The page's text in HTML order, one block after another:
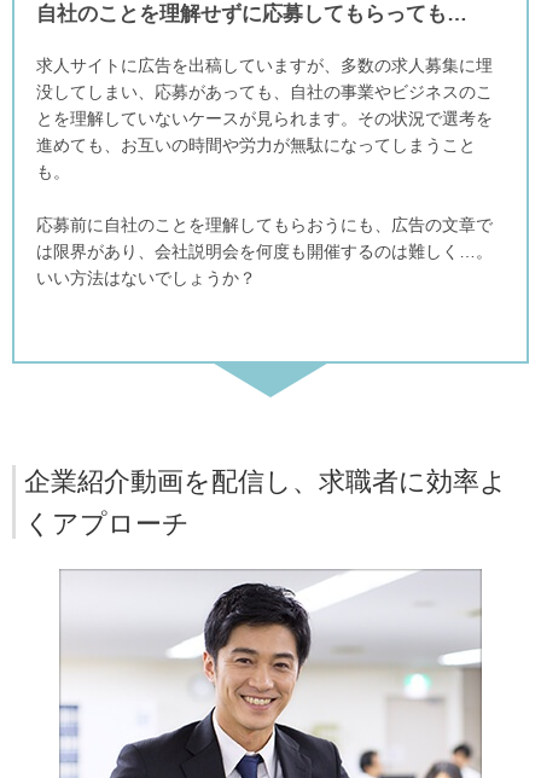
自社のことを理解せずに応募してもらっても…
求人サイトに広告を出稿していますが、多数の求人募集に埋
没してしまい、応募があっても、自社の事業やビジネスのこ
とを理解していないケースが見られます。その状況で選考を
進めても、お互いの時間や労力が無駄になってしまうこと
も。
応募前に自社のことを理解してもらおうにも、広告の文章で
は限界があり、会社説明会を何度も開催するのは難しく…。
いい方法はないでしょうか？
企業紹介動画を配信し、求職者に効率よ
くアプローチ